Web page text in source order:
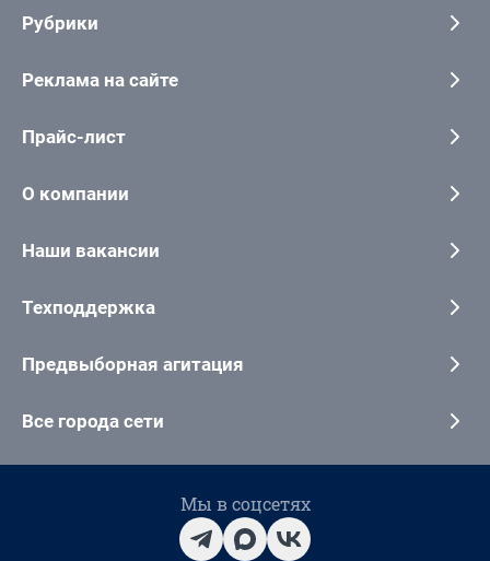
Рубрики
Реклама на сайте
Прайс-лист
О компании
Наши вакансии
Техподдержка
Предвыборная агитация
Все города сети
Мы в соцсетях